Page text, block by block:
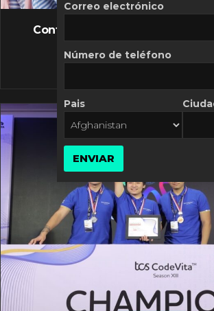
FLASH NEWS
Controversia de Mercado Libre
10 MARZO, 2026
Correo electrónico
Número de teléfono
Pais
ENVIAR